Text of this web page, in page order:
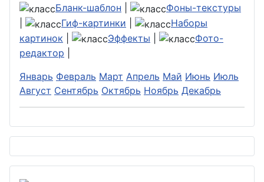
Бланк-шаблон
Фоны-текстуры
Гиф-картинки
Наборы
картинок
Эффекты
Фото-
редактор
Январь Февраль Март Апрель Май Июнь Июль
Август Сентябрь Октябрь Ноябрь Декабрь